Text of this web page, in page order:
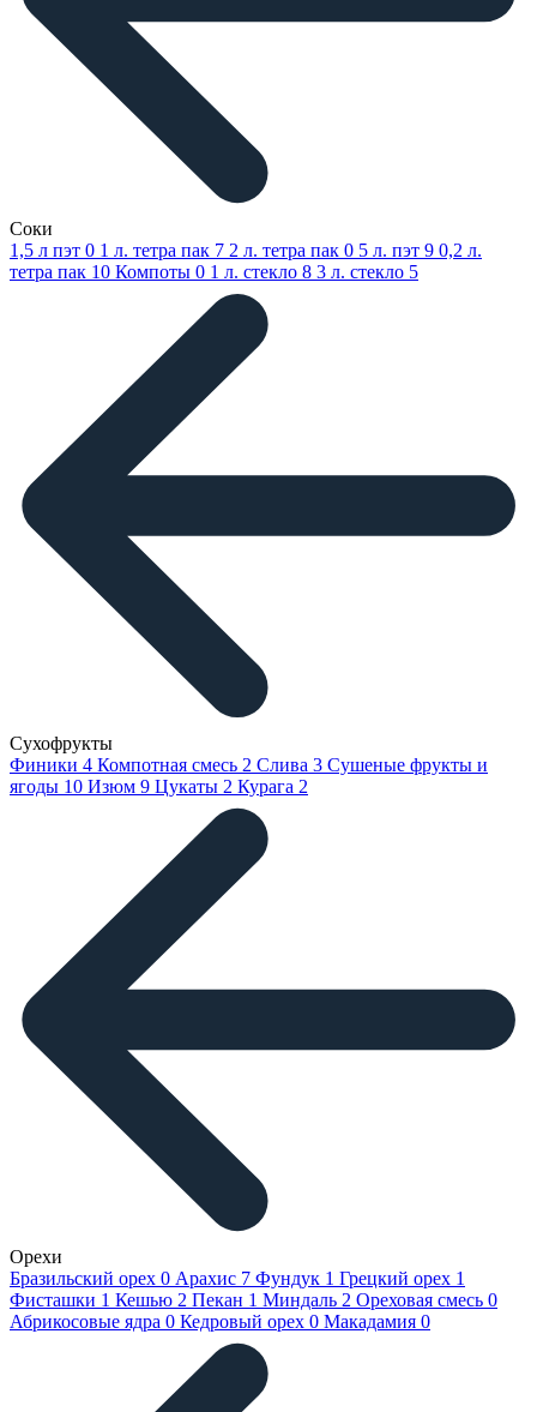
Соки
1,5 л пэт 0 1 л. тетра пак 7 2 л. тетра пак 0 5 л. пэт 9 0,2 л.
тетра пак 10 Компоты 0 1 л. стекло 8 3 л. стекло 5
Сухофрукты
Финики 4 Компотная смесь 2 Слива 3 Сушеные фрукты и
ягоды 10 Изюм 9 Цукаты 2 Курага 2
Орехи
Бразильский орех 0 Арахис 7 Фундук 1 Грецкий орех 1
Фисташки 1 Кешью 2 Пекан 1 Миндаль 2 Ореховая смесь 0
Абрикосовые ядра 0 Кедровый орех 0 Макадамия 0